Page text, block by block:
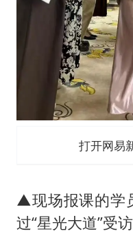
打开网易
▲现场报课的学
过“星光大道”受